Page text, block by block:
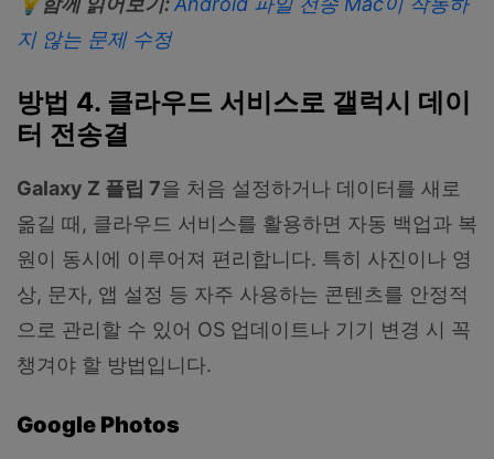
지 않는 문제 수정
방법 4. 클라우드 서비스로 갤럭시 데이
터 전송결
Galaxy Z 플립 7을 처음 설정하거나 데이터를 새로
옮길 때, 클라우드 서비스를 활용하면 자동 백업과 복
원이 동시에 이루어져 편리합니다. 특히 사진이나 영
상, 문자, 앱 설정 등 자주 사용하는 콘텐츠를 안정적
으로 관리할 수 있어 OS 업데이트나 기기 변경 시 꼭
챙겨야 할 방법입니다.
Google Photos